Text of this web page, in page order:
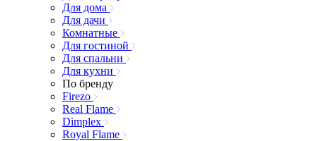
Для дома
Для дачи
Комнатные
Для гостиной
Для спальни
Для кухни
По бренду
Firezo
Real Flame
Dimplex
Royal Flame